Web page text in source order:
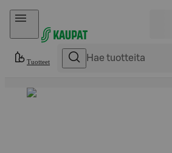
Hyppää sisältöön
Tuotteet